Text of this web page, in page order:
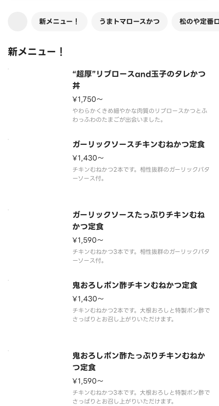
新メニュー！ うまトマロースかつ 松のや定番
新メニュー！
“超厚”リブロースand玉子のタレかつ
丼
¥1,750〜
やわらかくきめ細やかな肉質のリブロースかつとふ
ガーリックソースチキンむねかつ定食
¥1,430〜
チキンむねかつ2本です。相性抜群のガーリックバタ
ガーリックソースたっぷりチキンむね
かつ定食
¥1,590〜
チキンむねかつ3本です。相性抜群のガーリックバタ
鬼おろしポン酢チキンむねかつ定食
¥1,430〜
チキンむねかつ2本です。大根おろしと特製ポン酢で
鬼おろしポン酢たっぷりチキンむねか
つ定食
¥1,590〜
チキンむねかつ3本です。大根おろしと特製ポン酢で